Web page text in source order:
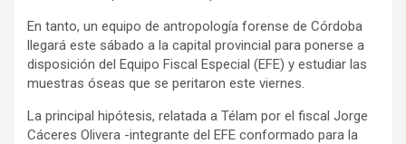
En tanto, un equipo de antropología forense de Córdoba
llegará este sábado a la capital provincial para ponerse a
disposición del Equipo Fiscal Especial (EFE) y estudiar las
muestras óseas que se peritaron este viernes.
La principal hipótesis, relatada a Télam por el fiscal Jorge
Cáceres Olivera -integrante del EFE conformado para la